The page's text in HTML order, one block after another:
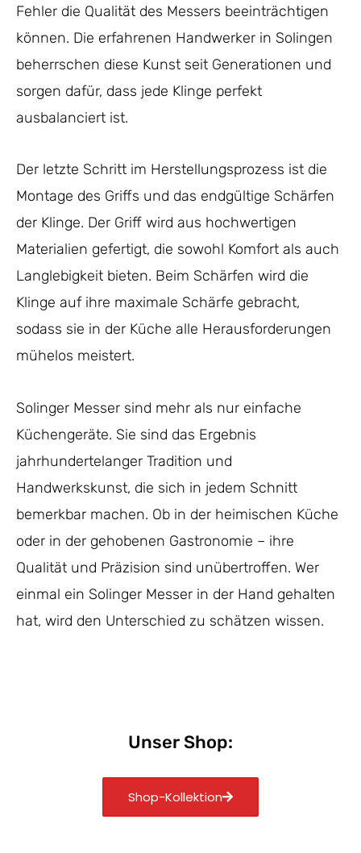
Fehler die Qualität des Messers beeinträchtigen
können. Die erfahrenen Handwerker in Solingen
beherrschen diese Kunst seit Generationen und
sorgen dafür, dass jede Klinge perfekt
ausbalanciert ist.
Der letzte Schritt im Herstellungsprozess ist die
Montage des Griffs und das endgültige Schärfen
der Klinge. Der Griff wird aus hochwertigen
Materialien gefertigt, die sowohl Komfort als auch
Langlebigkeit bieten. Beim Schärfen wird die
Klinge auf ihre maximale Schärfe gebracht,
sodass sie in der Küche alle Herausforderungen
mühelos meistert.
Solinger Messer sind mehr als nur einfache
Küchengeräte. Sie sind das Ergebnis
jahrhundertelanger Tradition und
Handwerkskunst, die sich in jedem Schnitt
bemerkbar machen. Ob in der heimischen Küche
oder in der gehobenen Gastronomie – ihre
Qualität und Präzision sind unübertroffen. Wer
einmal ein Solinger Messer in der Hand gehalten
hat, wird den Unterschied zu schätzen wissen.
Unser Shop:
Shop-Kollektion